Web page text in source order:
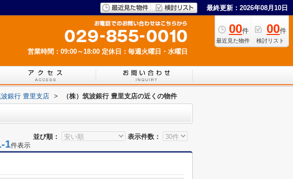
最終更新：2026年08月10日
00件
最近見た物件
00件
検討リスト
営業時間：09:00～18:00 定休日：毎週火曜日・水曜日
波銀行 豊里支店 > （株）筑波銀行 豊里支店の近くの物件
並び順： 表示件数：
1件表示